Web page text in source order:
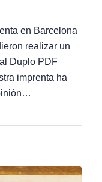
en Barcelona
realizar un
Duplo PDF
imprenta ha